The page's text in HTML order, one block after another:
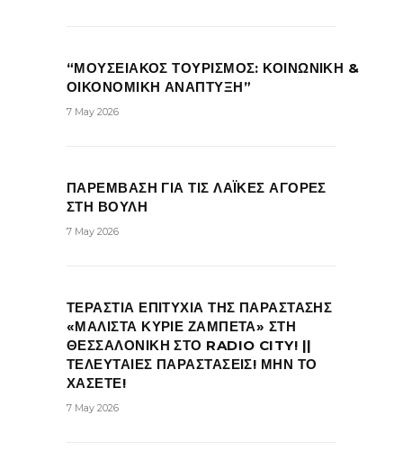
“ΜΟΥΣΕΙΑΚΟΣ ΤΟΥΡΙΣΜΟΣ: ΚΟΙΝΩΝΙΚΗ &
ΟΙΚΟΝΟΜΙΚΗ ΑΝΑΠΤΥΞΗ”
7 May 2026
ΠΑΡΕΜΒΑΣΗ ΓΙΑ ΤΙΣ ΛΑΪΚΕΣ ΑΓΟΡΕΣ
ΣΤΗ ΒΟΥΛΗ
7 May 2026
ΤΕΡΑΣΤΙΑ ΕΠΙΤΥΧΙΑ ΤΗΣ ΠΑΡΑΣΤΑΣΗΣ
«ΜΑΛΙΣΤΑ ΚΥΡΙΕ ΖΑΜΠΕΤΑ» ΣΤΗ
ΘΕΣΣΑΛΟΝΙΚΗ ΣΤΟ RADIO CITY! ||
ΤΕΛΕΥΤΑΙΕΣ ΠΑΡΑΣΤΑΣΕΙΣ! ΜΗΝ ΤΟ
ΧΑΣΕΤΕ!
7 May 2026